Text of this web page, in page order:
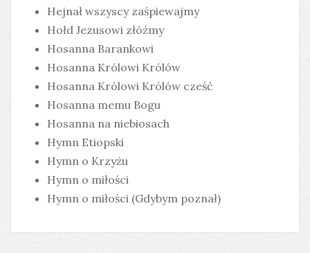
Hejnał wszyscy zaśpiewajmy
Hołd Jezusowi złóżmy
Hosanna Barankowi
Hosanna Królowi Królów
Hosanna Królowi Królów cześć
Hosanna memu Bogu
Hosanna na niebiosach
Hymn Etiopski
Hymn o Krzyżu
Hymn o miłości
Hymn o miłości (Gdybym poznał)